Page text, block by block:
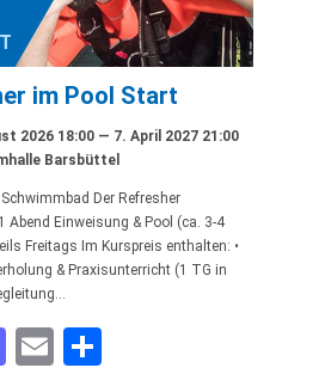
im Pool Start
2026 18:00 — 7. April 2027 21:00
Barsbüttel
Der Refresher
Abend Einweisung & Pool (ca. 3-4
Freitags Im Kurspreis enthalten: •
& Praxisunterricht (1 TG in
Mastodon
EmailTeilen